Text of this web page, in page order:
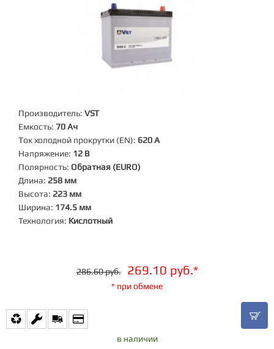
Производитель: VST
Емкость: 70 Ач
Ток холодной прокрутки (EN): 620 А
Напряжение: 12 В
Полярность: Обратная (EURO)
Длина: 258 мм
Высота: 223 мм
Ширина: 174.5 мм
Технология: Кислотный
286.60 руб. 269.10 руб.*
* при обмене
в наличии